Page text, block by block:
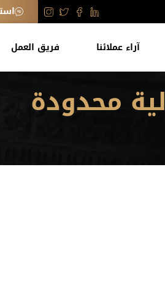
آراء عملائنا فريق العمل
محدودة